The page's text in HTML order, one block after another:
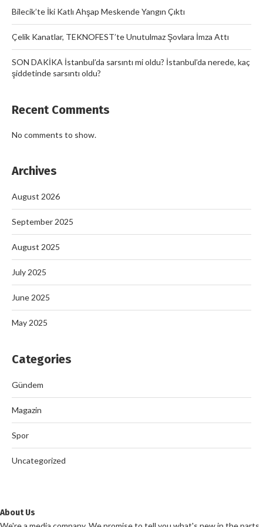
Bilecik’te İki Katlı Ahşap Meskende Yangın Çıktı
Çelik Kanatlar, TEKNOFEST’te Unutulmaz Şovlara İmza Attı
SON DAKİKA İstanbul’da sarsıntı mi oldu? İstanbul’da nerede, kaç
şiddetinde sarsıntı oldu?
Recent Comments
No comments to show.
Archives
August 2026
September 2025
August 2025
July 2025
June 2025
May 2025
Categories
Gündem
Magazin
Spor
Uncategorized
About Us